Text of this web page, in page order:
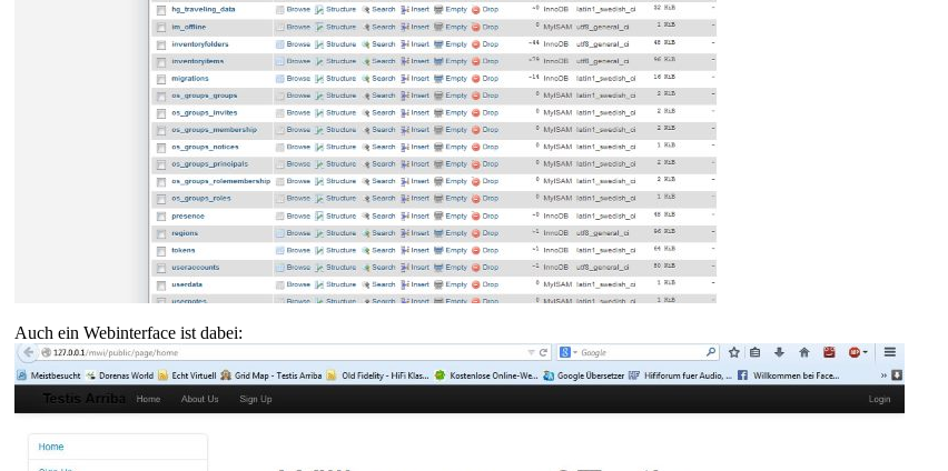
Auch ein Webinterface ist dabei: